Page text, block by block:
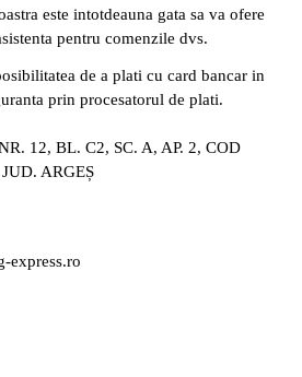
este intotdeauna gata sa va ofere
pentru comenzile dvs.
de a plati cu card bancar in
prin procesatorul de plati.
12, BL. C2, SC. A, AP. 2, COD
ARGEȘ
express.ro